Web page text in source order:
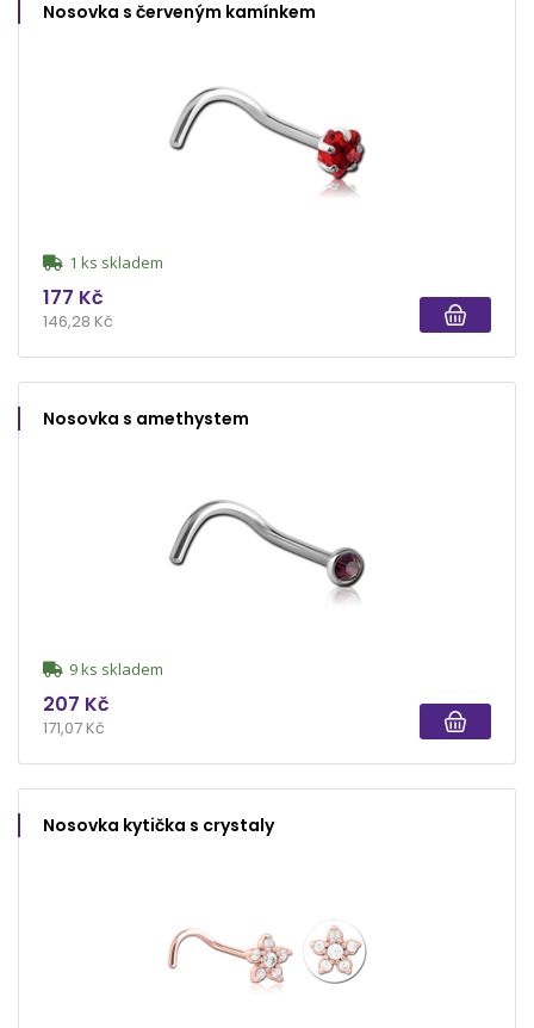
Nosovka s červeným kamínkem
1 ks skladem
177 Kč
146,28 Kč
Nosovka s amethystem
9 ks skladem
207 Kč
171,07 Kč
Nosovka kytička s crystaly